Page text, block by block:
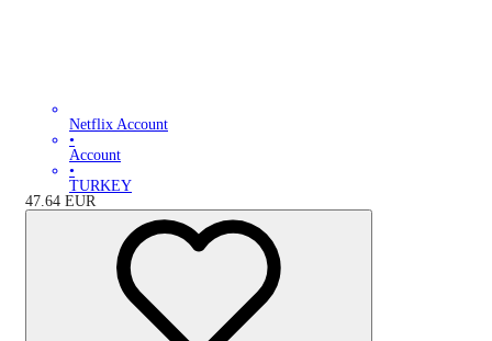
Netflix Account
•
Account
•
TURKEY
47.64 EUR